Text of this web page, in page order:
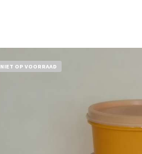
NIET OP VOORRAAD